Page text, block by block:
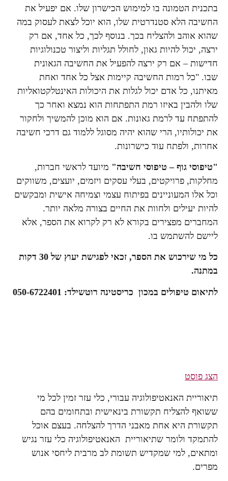
בתכנית הטמונה בו למימוש הכישרון שלו. אם יפעיל את
החשיבה הלא סטנדרטית שלו, הוא יוכל לצאת לעסוק במה
שהוא אוהב ולהצליח בכך. בנוסף לכך, כל אחד, אם רק
ירצה, יכול להיות גאון, לחולל תגליות וליצור טכנולוגיות
חדישות – אם רק ירצה להפעיל את החשיבה הגאונית
שבו. "כל רמות החשיבה קיימות אצל כל אחד ואחת
מאיתנו, כל אדם יכול לגלות את היכולות האינטלקטואליות
שלו ולהבין באיזו רמת התפתחות הוא נמצא ואחר כך
להתפתח עד לרמת גאונות. אם הוא מוכן להמשיך ולחקור
את יכולותיו, הרי שהוא יהיה מסוגל ללמוד גם דרכי חשיבה
אחרות, ולפתח עוד כישרונות.
"טיפוסי גוף – טיפוסי חשיבה"מיועד לראשי חברות,
מחלקות, פרויקטים, בעלי עסקים ויזמים, יועצים, משווקים
וכל אלו המעוניינים בפיתוח עצמי וצמיחה אישית ומבקשים
להיות יעילים ולחוות את החיים בצורה מלאה יותר.
המחברים מפצירים בקורא לא רק לקרוא את הספר, אלא
ליישם להשתמש בו.
כל מי שירכוש את הספר, זכאי לפגישת יעוץ של 30 דקות
במתנה.
לתיאום טיפולים במכון כריסטינה רוטשילד: 050-6722401
הצג פוסט
תיאוריית האנאטיפולוגיה עבורי, כלי עזר זמין לכל מי
ששואף להצליח תקשורת בינאישית ובתחומים בהם
תקשורת היא אחת מאבני הדרך להצלחה. בעצם אוכל
להתמקד ולומר שתיאוריית האנאטיפולוגיה כלי עזר נגיש
ומתאים, למי שמקדיש תשומת לב מרבית ליחסי אנוש
מפרים.